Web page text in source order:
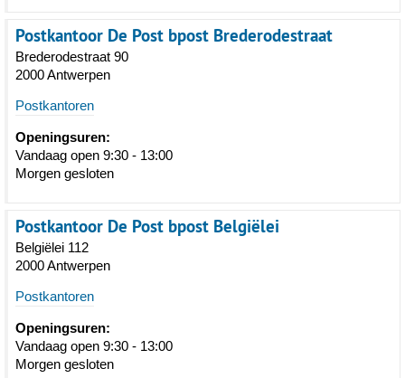
Postkantoor De Post bpost Brederodestraat
Brederodestraat 90
2000 Antwerpen
Postkantoren
Openingsuren:
Vandaag open 9:30 - 13:00
Morgen gesloten
Postkantoor De Post bpost Belgiëlei
Belgiëlei 112
2000 Antwerpen
Postkantoren
Openingsuren:
Vandaag open 9:30 - 13:00
Morgen gesloten